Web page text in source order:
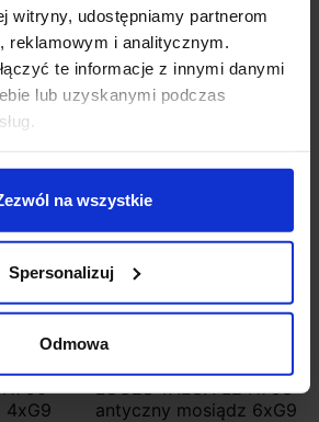
witryny, udostępniamy partnerom
reklamowym i analitycznym.
te informacje z innymi danymi
lub uzyskanymi podczas
na wszystkie
Spersonalizuj
Odmowa
791,00 zł
Zobacz szczegóły
4xG9
LUCES TALCA LE41793
antyczny mosiądz 6xG9